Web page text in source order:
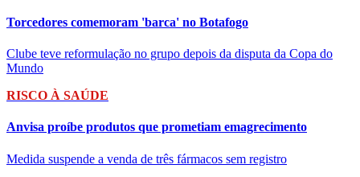
Torcedores comemoram 'barca' no Botafogo
Clube teve reformulação no grupo depois da disputa da Copa do
Mundo
RISCO À SAÚDE
Anvisa proíbe produtos que prometiam emagrecimento
Medida suspende a venda de três fármacos sem registro